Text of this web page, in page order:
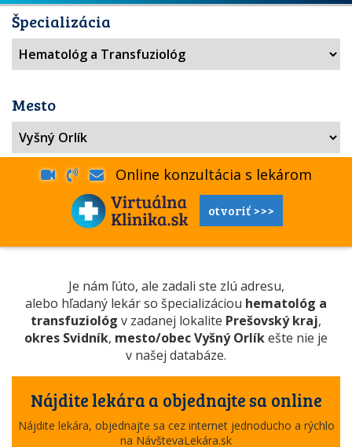
Špecializácia
Mesto
Online konzultácia s lekárom
otvoriť >>>
Je nám ľúto, ale zadali ste zlú adresu,
alebo hľadaný lekár so špecializáciou hematológ a
transfuziológ v zadanej lokalite Prešovský kraj,
okres Svidník, mesto/obec Vyšný Orlíkešte nie je
v našej databáze.
Nájdite lekára a objednajte sa online
Nájdite lekára, objednajte sa cez internet jednoducho a rýchlo
na NávštevaLekára.sk